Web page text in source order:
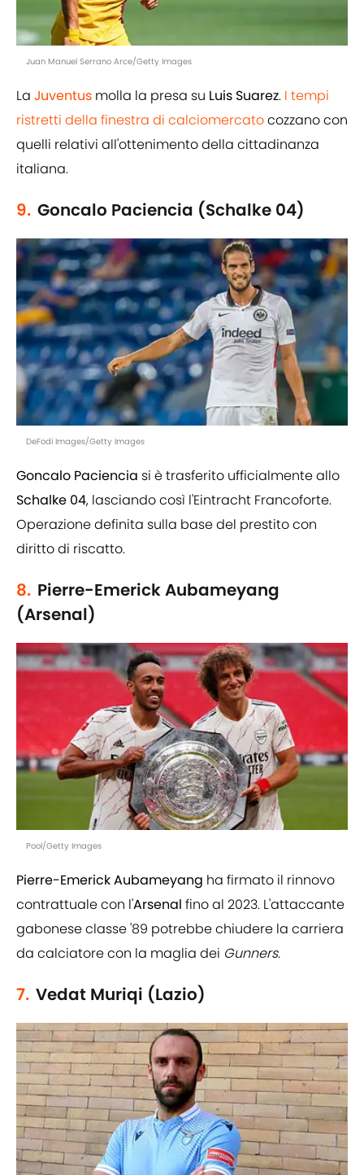
Juan Manuel Serrano Arce/Getty Images
La Juventus molla la presa su Luis Suarez. I tempi
ristretti della finestra di calciomercatocozzano con
quelli relativi all'ottenimento della cittadinanza
italiana.
9. Goncalo Paciencia (Schalke 04)
DeFodi Images/Getty Images
Goncalo Paciencia si è trasferito ufficialmente allo
Schalke 04, lasciando così l'Eintracht Francoforte.
Operazione definita sulla base del prestito con
diritto di riscatto.
8. Pierre-Emerick Aubameyang
(Arsenal)
Pool/Getty Images
Pierre-Emerick Aubameyang ha firmato il rinnovo
contrattuale con l'Arsenal fino al 2023. L'attaccante
gabonese classe '89 potrebbe chiudere la carriera
da calciatore con la maglia dei Gunners.
7. Vedat Muriqi (Lazio)